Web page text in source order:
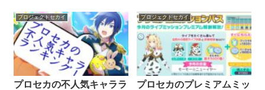
プロジェクトセカイ
プロセカの不人気キャララ
プロジェクトセカイ
プロセカのプレミアムミッ